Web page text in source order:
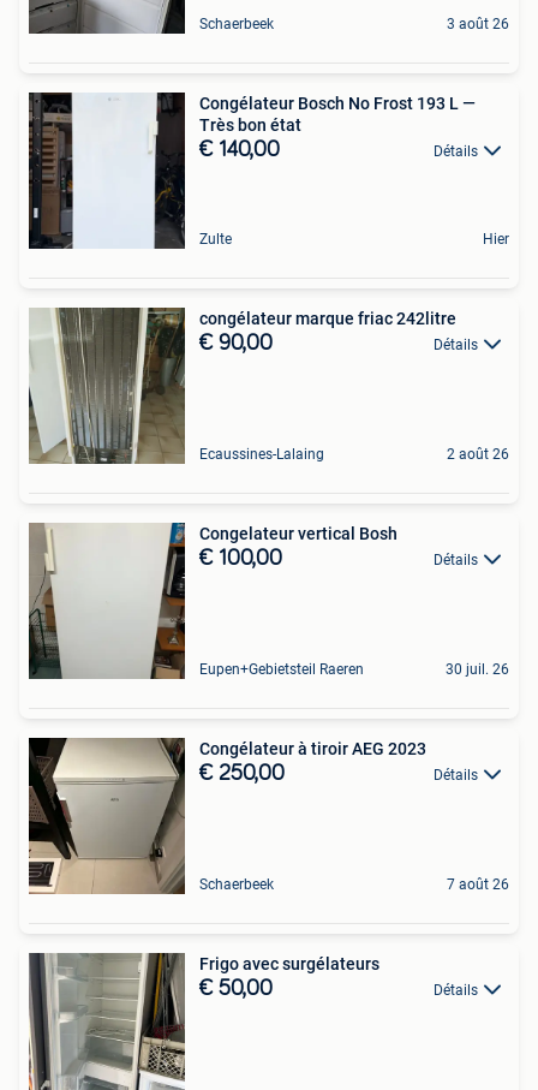
Schaerbeek 3 août 26
Congélateur Bosch No Frost 193 L —
Très bon état
€ 140,00 Détails
Zulte Hier
congélateur marque friac 242litre
€ 90,00 Détails
Ecaussines-Lalaing 2 août 26
Congelateur vertical Bosh
€ 100,00 Détails
Eupen+Gebietsteil Raeren 30 juil. 26
Congélateur à tiroir AEG 2023
€ 250,00 Détails
Schaerbeek 7 août 26
Frigo avec surgélateurs
€ 50,00 Détails